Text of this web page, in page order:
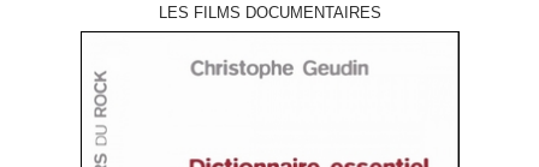
LES FILMS DOCUMENTAIRES